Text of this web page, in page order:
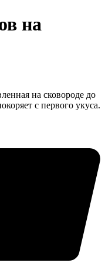
на
на сковороде до
с первого укуса.